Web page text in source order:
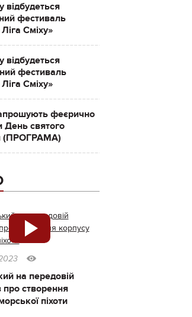
відбудеться
фестиваль
Сміху»
відбудеться
фестиваль
Сміху»
феєрично
День святого
(ПРОГРАМА)
на передовій
про створення
піхоти